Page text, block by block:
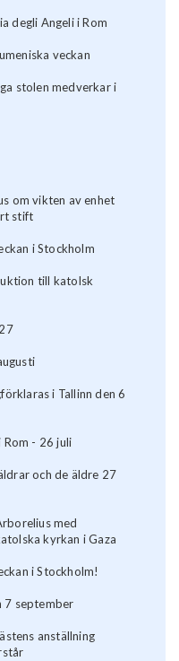
degli Angeli i Rom
veckan
stolen medverkar i
om vikten av enhet
stift
i Stockholm
till katolsk
i Tallinn den 6
Rom - 26 juli
och de äldre 27
med
kyrkan i Gaza
i Stockholm!
7 september
anställning